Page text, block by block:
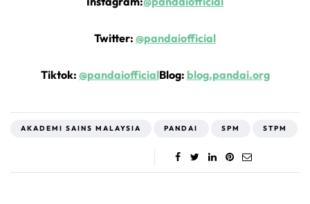
Twitter: @pandaiofficial
Tiktok: @pandaiofficialBlog: blog.pandai.org
AKADEMI SAINS MALAYSIA PANDAI SPM STPM